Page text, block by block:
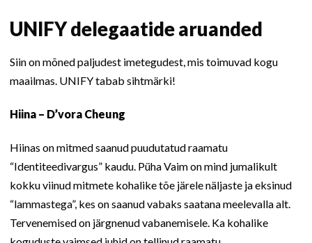
UNIFY delegaatide aruanded
Siin on mõned paljudest imetegudest, mis toimuvad kogu
maailmas. UNIFY tabab sihtmärki!
Hiina – D’vora Cheung
Hiinas on mitmed saanud puudutatud raamatu
“Identiteedivargus” kaudu. Püha Vaim on mind jumalikult
kokku viinud mitmete kohalike tõe järele näljaste ja eksinud
“lammastega”, kes on saanud vabaks saatana meelevalla alt.
Tervenemised on järgnenud vabanemisele. Ka kohalike